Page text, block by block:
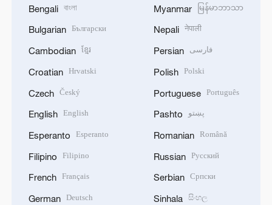
Bengali বাংলা
Bulgarian Български
Cambodian ខ្មែរ
Croatian Hrvatski
Czech Český
English English
Esperanto Esperanto
Filipino Filipino
French Français
German Deutsch
Myanmar မြန်မာဘာသာ
Nepali नेपाली
Persian فارسی
Polish Polski
Portuguese Português
Pashto پښتو
Romanian Română
Russian Русский
Serbian Српски
Sinhala සිංහල